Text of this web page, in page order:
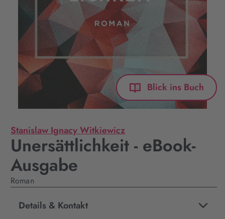
Blick ins Buch
Stanislaw Ignacy Witkiewicz
Unersättlichkeit - eBook-
Ausgabe
Roman
Details & Kontakt